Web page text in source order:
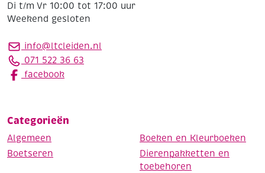
Di t/m Vr 10:00 tot 17:00 uur
Weekend gesloten
info@ltcleiden.nl
071 522 36 63
facebook
Categorieën
Algemeen
Boeken en Kleurboeken
Boetseren
Dierenpakketten en
toebehoren